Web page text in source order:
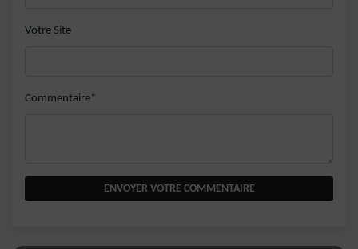
Votre Site
Commentaire*
ENVOYER VOTRE COMMENTAIRE